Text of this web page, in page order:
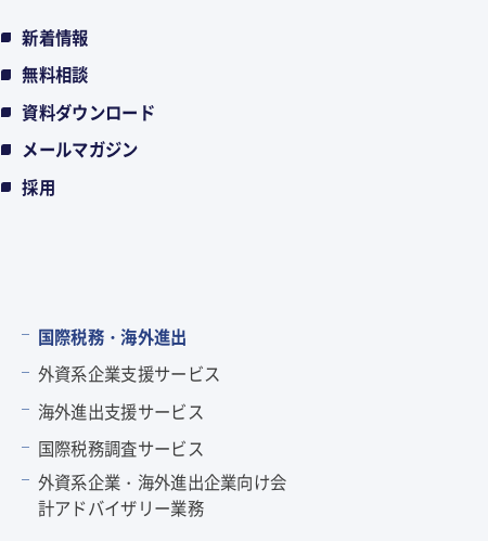
新着情報
無料相談
資料ダウンロード
メールマガジン
採用
国際税務・海外進出
外資系企業支援サービス
海外進出支援サービス
国際税務調査サービス
外資系企業・海外進出企業向け会
計アドバイザリー業務